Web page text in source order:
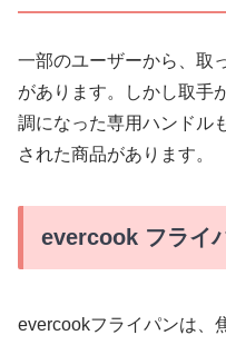
一部のユーザーから、取
があります。しかし取手
調になった専用ハンドル
された商品があります。
evercook フライ
evercookフライパンは、